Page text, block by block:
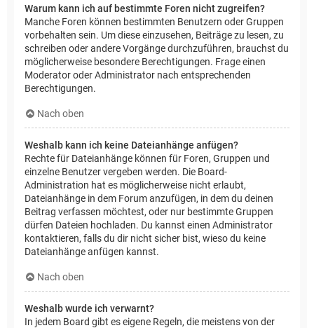
Warum kann ich auf bestimmte Foren nicht zugreifen?
Manche Foren können bestimmten Benutzern oder Gruppen
vorbehalten sein. Um diese einzusehen, Beiträge zu lesen, zu
schreiben oder andere Vorgänge durchzuführen, brauchst du
möglicherweise besondere Berechtigungen. Frage einen
Moderator oder Administrator nach entsprechenden
Berechtigungen.
Nach oben
Weshalb kann ich keine Dateianhänge anfügen?
Rechte für Dateianhänge können für Foren, Gruppen und
einzelne Benutzer vergeben werden. Die Board-
Administration hat es möglicherweise nicht erlaubt,
Dateianhänge in dem Forum anzufügen, in dem du deinen
Beitrag verfassen möchtest, oder nur bestimmte Gruppen
dürfen Dateien hochladen. Du kannst einen Administrator
kontaktieren, falls du dir nicht sicher bist, wieso du keine
Dateianhänge anfügen kannst.
Nach oben
Weshalb wurde ich verwarnt?
In jedem Board gibt es eigene Regeln, die meistens von der